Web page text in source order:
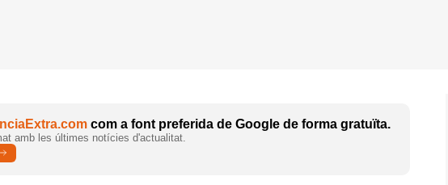
com a font preferida de Google de forma gratuïta.
amb les últimes notícies d'actualitat.